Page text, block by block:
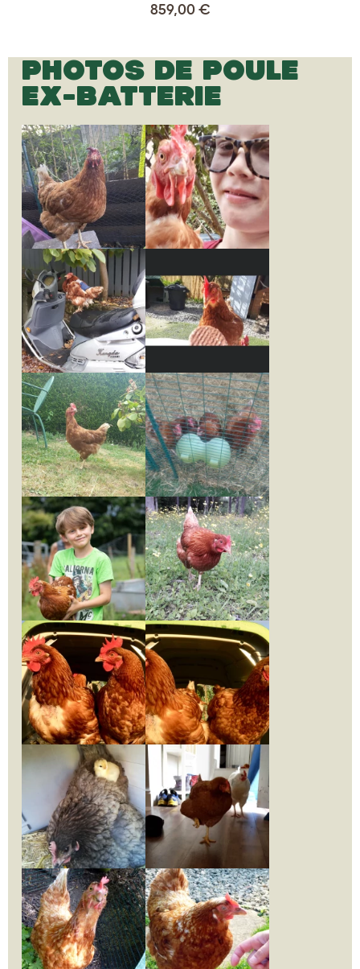
859,00 €
PHOTOS DE POULE
EX-BATTERIE